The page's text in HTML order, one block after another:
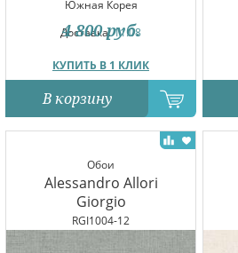
Южная Корея
Доставка:11.08
КУПИТЬ В 1 КЛИК
4 800 руб.
В корзину
Обои
Alessandro Allori
Giorgio
RGI1004-12